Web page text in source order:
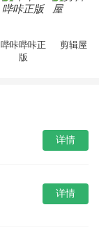
哔咔哔咔正
版
剪辑屋
详情
详情